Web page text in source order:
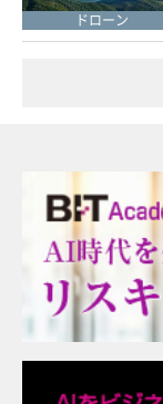
ドローン